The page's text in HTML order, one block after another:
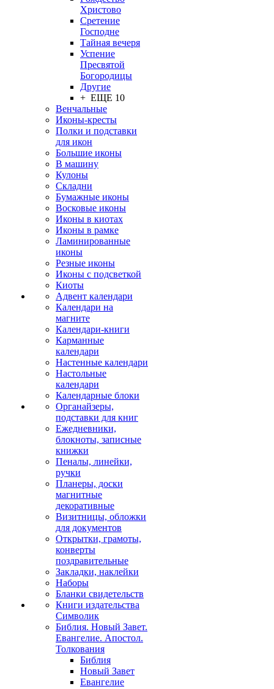
Христово
Сретение
Господне
Тайная вечеря
Успение
Пресвятой
Богородицы
Другие
+ ЕЩЕ 10
Венчальные
Иконы-кресты
Полки и подставки
для икон
Большие иконы
В машину
Кулоны
Складни
Бумажные иконы
Восковые иконы
Иконы в киотах
Иконы в рамке
Ламинированные
иконы
Резные иконы
Иконы с подсветкой
Киоты
Адвент календари
Календари на
магните
Календари-книги
Карманные
календари
Настенные календари
Настольные
календари
Календарные блоки
Органайзеры,
подставки для книг
Ежедневники,
блокноты, записные
книжки
Пеналы, линейки,
ручки
Планеры, доски
магнитные
декоративные
Визитницы, обложки
для документов
Открытки, грамоты,
конверты
поздравительные
Закладки, наклейки
Наборы
Бланки свидетельств
Книги издательства
Символик
Библия. Новый Завет.
Евангелие. Апостол.
Толкования
Библия
Новый Завет
Евангелие